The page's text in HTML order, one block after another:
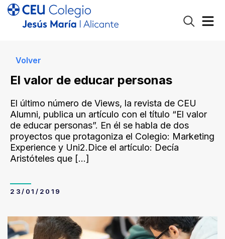
Volver
El valor de educar personas
El último número de Views, la revista de CEU
Alumni, publica un artículo con el título “El valor
de educar personas”. En él se habla de dos
proyectos que protagoniza el Colegio: Marketing
Experience y Uni2.Dice el artículo: Decía
Aristóteles que […]
23/01/2019